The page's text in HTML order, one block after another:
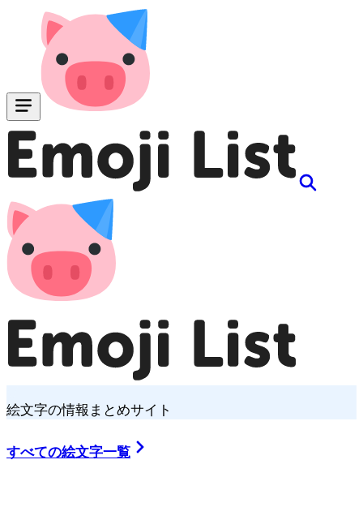
絵文字の情報まとめサイト
すべての絵文字一覧